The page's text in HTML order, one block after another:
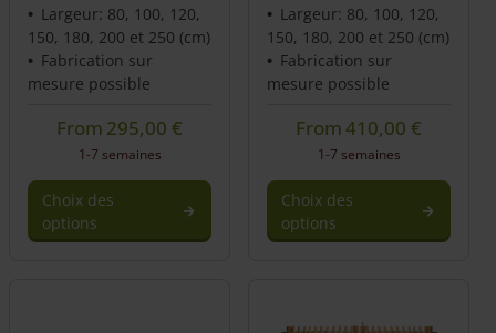
du
produit
du
produit
Largeur: 80, 100, 120,
150, 180, 200 et 250 (cm)
Fabrication sur
mesure possible
From 295,00€
1-7 semaines
Choix des
options
Largeur: 80, 100, 120,
150, 180, 200 et 250 (cm)
Fabrication sur
mesure possible
From410,00€
1-7 semaines
Choix des
options